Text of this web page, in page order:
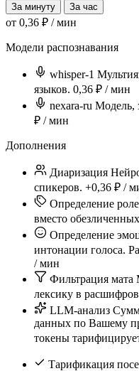
За минуту За час
от 0,36 ₽ / мин
Модели распознавания
whisper-1
языков. 0,36 ₽ / мин
nexara-ru Модель,
₽ / мин
Дополнения
Диаризация
спикеров. +0,36 ₽ /
Определение
вместо
Определение
интонации голоса.
/ мин
Фильтрация мата
лексику в
LLM-анализ
данных по Вашему
токены
Тарификация